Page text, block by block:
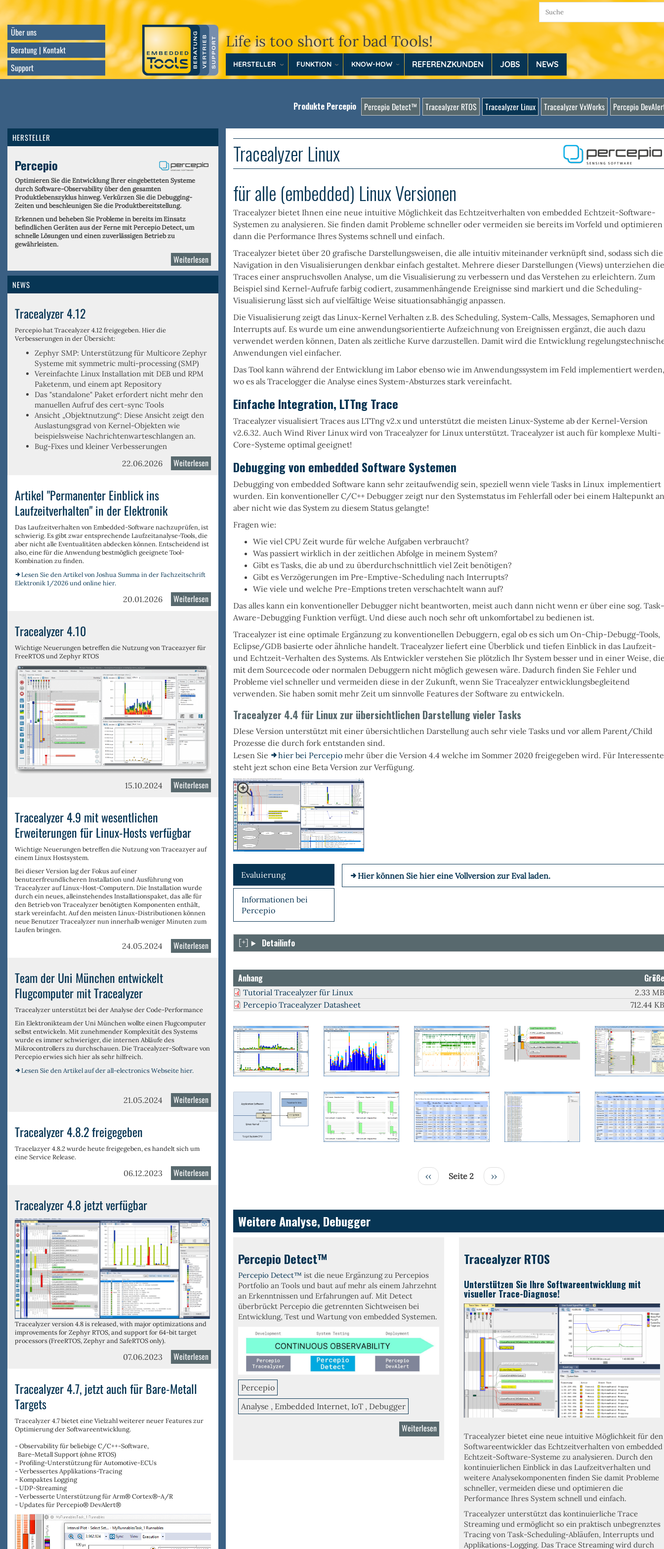
Direkt
InhaltÜber uns
Beratung | Kontakt
Support
Life is too short for bad Tools!
HERSTELLER FUNKTION KNOW-HOW REFERENZKUNDEN JOBS NEWS
Produkte Percepio Percepio Detect™ Tracealyzer RTOS Tracealyzer Linux Tracealyzer VxWorks Percepio
HERSTELLER
Percepio
Optimieren Sie die Entwicklung Ihrer eingebetteten Systeme
durch Software-Observability über den gesamten
Produktlebenszyklus hinweg. Verkürzen Sie die Debugging-
Zeiten und beschleunigen Sie die Produktbereitstellung.
Erkennen und beheben Sie Probleme in bereits im Einsatz
befindlichen Geräten aus der Ferne mit Percepio Detect, um
schnelle Lösungen und einen zuverlässigen Betrieb zu
gewährleisten.
Weiterlesenüber
Percepio
NEWS
Tracealyzer 4.12
Percepio hat Tracealyzer 4.12 freigegeben. Hier die
Verbesserungen in der Übersicht:
Zephyr SMP: Unterstützung für Multicore Zephyr
Systeme mit symmetric multi-processing (SMP)
Vereinfachte Linux Installation mit DEB und RPM
Paketenm, und einem apt Repository
Das "standalone" Paket erfordert nicht mehr den
manuellen Aufruf des cert-sync Tools
Ansicht „Objektnutzung“: Diese Ansicht zeigt den
Auslastungsgrad von Kernel-Objekten wie
beispielsweise Nachrichtenwarteschlangen an.
Bug-Fixes und kleiner Verbesserungen
22.06.2026 Weiterlesenüber
Tracealyzer
Artikel "Permanenter Einblick ins
Laufzeitverhalten" in der Elektronik
Das Laufzeitverhalten von Embedded-Software nachzuprüfen, ist
schwierig. Es gibt zwar entsprechende Laufzeitanalyse-Tools, die
aber nicht alle Eventualitäten abdecken können. Entscheidend ist
also, eine für die Anwendung bestmöglich geeignete Tool-
Kombination zu finden.
Lesen Sie den Artikel von Joshua Summa in der Fachzeitschrift
Elektronik 1/2026 und online hier.
20.01.2026 Weiterlesenüber
"Permanenter
Laufzeitverhalten"
in
Elektronik
Tracealyzer 4.10
Wichtige Neuerungen betreffen die Nutzung von Traceazyer für
FreeRTOS und Zephyr RTOS
15.10.2024 Weiterlesenüber
Tracealyzer
Tracealyzer 4.9 mit wesentlichen
Erweiterungen für Linux-Hosts verfügbar
Wichtige Neuerungen betreffen die Nutzung von Traceazyer auf
einem Linux Hostsystem.
Bei dieser Version lag der Fokus auf einer
benutzerfreundlicheren Installation und Ausführung von
Tracealyzer auf Linux-Host-Computern. Die Installation wurde
durch ein neues, alleinstehendes Installationspaket, das alle für
den Betrieb von Tracealyzer benötigten Komponenten enthält,
stark vereinfacht. Auf den meisten Linux-Distributionen können
neue Benutzer Tracealyzer nun innerhalb weniger Minuten zum
Laufen bringen.
24.05.2024 Weiterlesenüber
wesentlichen
Erweiterungen
verfügbar
Team der Uni München entwickelt
Flugcomputer mit Tracealyzer
Tracealyzer unterstützt bei der Analyse der Code-Performance
Ein Elektronikteam der Uni München wollte einen Flugcomputer
selbst entwickeln. Mit zunehmender Komplexität des Systems
wurde es immer schwieriger, die internen Abläufe des
Mikrocontrollers zu durchschauen. Die Tracealyzer-Software von
Percepio erwies sich hier als sehr hilfreich.
Lesen Sie den Artikel auf der all-electronics Webseite hier.
21.05.2024 Weiterlesenüber
Flugcomputer
mit
Tracealyzer 4.8.2 freigegeben
Tracelazyer 4.8.2wurde heute freigegeben, es handelt sich um
eine Service Release.
06.12.2023 Weiterlesenüber
freigegeben
Tracealyzer 4.8 jetzt verfügbar
Tracealyzer version 4.8 isreleased, with major optimizations and
improvements for Zephyr RTOS, and support for 64-bit target
processors(FreeRTOS, Zephyr and SafeRTOS only).
07.06.2023 Weiterlesenüber
Tracealyzer 4.7, jetzt auch für Bare-Metall
Targets
Tracealyzer 4.7 bietet eine Vielzahl weiterer neuer Features zur
Optimierung der Softwareentwicklung.
- Observability für beliebige C/C++-Software,
Bare-Metall Support (ohne RTOS)
- Profiling-Unterstützung für Automotive-ECUs
- Verbessertes Applikations-Tracing
- Kompaktes Logging
- UDP-Streaming
- Verbesserte Unterstützung für Arm® Cortex®-A/R
- Updates für Percepio® DevAlert®
Tracealyzer Linux
für alle (embedded) Linux Versionen
Tracealyzer bietet Ihnen eine neue intuitive Möglichkeit das Echtzeitverhalten von embedded Echtzeit-Software-
Systemen zu analysieren. Sie finden damit Probleme schneller oder vermeiden sie bereits im Vorfeld und optimieren
dann die Performance Ihres Systems schnell und einfach.
Tracealyzer bietet über 20 grafische Darstellungsweisen, die alle intuitiv miteinander verknüpft sind, sodass sich die
Navigation in den Visualisierungen denkbar einfach gestaltet. Mehrere dieser Darstellungen (Views) unterziehen die
Traces einer anspruchsvollen Analyse, um die Visualisierung zu verbessern und das Verstehen zu erleichtern. Zum
Beispiel sind Kernel-Aufrufe farbig codiert, zusammenhängende Ereignisse sind markiert und die Scheduling-
Visualisierung lässt sich auf vielfältige Weise situationsabhängig anpassen.
Die Visualisierung zeigt das Linux-Kernel Verhalten z.B. des Scheduling, System-Calls, Messages, Semaphoren und
Interrupts auf. Es wurde um eine anwendungsorientierte Aufzeichnung von Ereignissen ergänzt, die auch dazu
verwendet werden können, Daten als zeitliche Kurve darzustellen. Damit wird die Entwicklung
Anwendungen viel einfacher.
Das Tool kann während der Entwicklung im Laborebenso wie im Anwendungssystem im Feld implementiert werden,
wo es als Tracelogger die Analyse eines System-Absturzes stark vereinfacht.
Einfache Integration, LTTng Trace
Tracealyzer visualisiert Traces aus LTTng v2.xund unterstützt die meisten Linux-Systeme ab der Kernel-Version
v2.6.32. Auch Wind River Linux wird von Tracealyzer for Linux unterstützt. Tracealyzer ist auch für komplexe Multi-
Core-Systeme optimal geeignet!
Debugging von embedded Software Systemen
Debugging von embedded Software kann sehr zeitaufwendig sein, speziell wenn viele Tasks in Linux implementiert
wurden. Ein konventioneller C/C++ Debugger zeigt nur den Systemstatus im Fehlerfall oder bei einem Haltepunkt
aber nicht wie das System zu diesem Status gelangte!
Fragen wie:
Wie viel CPU Zeit wurde für welche Aufgaben verbraucht?
Was passiert wirklich in der zeitlichen Abfolge in meinem System?
Gibt es Tasks, die ab und zu überdurchschnittlich viel Zeit benötigen?
Gibt es Verzögerungen im Pre-Emptive-Scheduling nach Interrupts?
Wie viele und welche Pre-Emptions treten verschachtelt wann auf?
Das alles kann ein konventioneller Debugger nicht beantworten, meist auch dann nicht wenn er über eine sog. Task-
Aware-Debugging Funktion verfügt. Und diese auch noch sehr oft unkomfortabel zu bedienen ist.
Tracealyzer ist eine optimale Ergänzung zu konventionellen Debuggern, egal ob es sich um On-Chip-Debugg-Tools,
Eclipse/GDB basierte oder ähnliche handelt. Tracealyzer liefert eine Überblick und tiefen Einblick in das Laufzeit-
und Echtzeit-Verhalten des Systems. Als Entwickler verstehen Sie plötzlich Ihr System besser und in einer Weise,
mit dem Sourcecode oder normalen Debuggern nicht möglich gewesen wäre. Dadurch finden Sie Fehler und
Probleme viel schneller und vermeiden diese in der Zukunft, wenn Sie Tracealyzer entwicklungsbegleitend
verwenden. Sie haben somit mehr Zeit um sinnvolle Features der Software zu entwickeln.
Tracealyzer 4.4 für Linux zur übersichtlichen Darstellung vieler Tasks
DIese Version unterstützt mit einer übersichtlichen Darstellung auch sehr viele Tasks und vor allem Parent/Child
Prozesse die durch fork entstanden sind.
Lesen Sie
hier bei Percepio mehr über die Version 4.4 welche im Sommer 2020 freigegeben wird. Für
steht jezt schon eine Beta Version zur Verfügung.
Evaluierung
Informationen bei
Percepio
Hier können Sie hier eine Vollversion zur Eval laden.
Show
Detailinfo
Anhang Größe
Tutorial Tracealyzer für Linux
2.33 MB
Percepio Tracealyzer Datasheet
712.44 KB
Vorherige
Seite
‹‹ Seite 2
Nächste
Seite
››
Weitere Analyse, Debugger
Percepio Detect™
Percepio Detect™ ist die neue Ergänzung zu Percepios
Portfolio an Tools und baut auf mehr als einem Jahrzehnt
an Erkenntnissen und Erfahrungen auf. Mit Detect
überbrückt Percepio die getrennten Sichtweisen bei
Entwicklung, Test und Wartung von embedded Systemen.
Percepio
Analyse , Embedded Internet, IoT , Debugger
Weiterlesenüber
Percepio
Tracealyzer RTOS
Unterstützen Sie Ihre Softwareentwicklung mit
visueller Trace-Diagnose!
Tracealyzer bietet eine neue intuitive Möglichkeit für den
Softwareentwickler das Echtzeitverhalten von embedded
Echtzeit-Software-Systeme zu analysieren. Durch den
kontinuierlichen Einblick in das Laufzeitverhalten und
weitere Analysekomponenten findenSie damit Probleme
schneller, vermeiden diese und optimieren die
PerformanceIhres System schnell und einfach.
Tracealyzerunterstützt das kontinuierliche Trace
Streamingund ermöglicht so ein praktisch unbegrenztes
Tracing von Task-Scheduling-Abläufen, Interrupts und
Applikations-Logging. Das Trace Streaming wird durch